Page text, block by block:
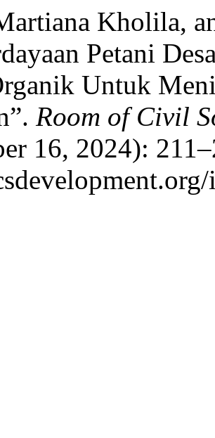
Kholila,
Petani
Untuk
Room of Civil
16, 2024):